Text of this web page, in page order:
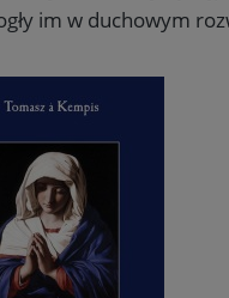
im w duchowym